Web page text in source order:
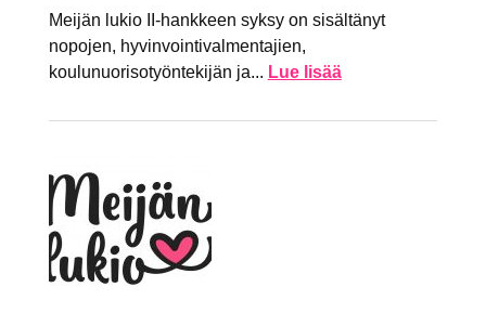
Meijän lukio II-hankkeen syksy on sisältänyt
nopojen, hyvinvointivalmentajien,
koulunuorisotyöntekijän ja... Lue lisää